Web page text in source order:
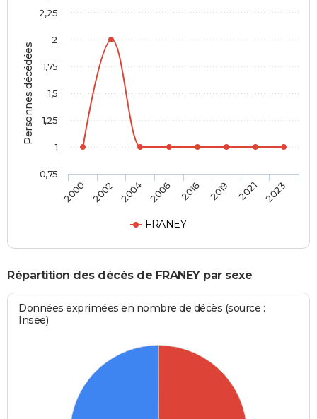
Personnes décédées
FRANEY
2000 2002 2004 2006 2016 2019 2021 2023
0,75
1
1,25
1,5
1,75
2
2,25
Répartition des décès de FRANEY par sexe
Données exprimées en nombre de décès (source :
Insee)